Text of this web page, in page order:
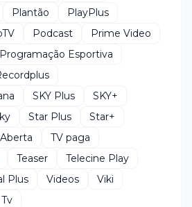
Plantão
PlayPlus
Podcast
Prime Video
Programação Esportiva
SKY Plus
SKY+
Star Plus
Star+
TV paga
Teaser
Telecine Play
Plus Videos
Viki